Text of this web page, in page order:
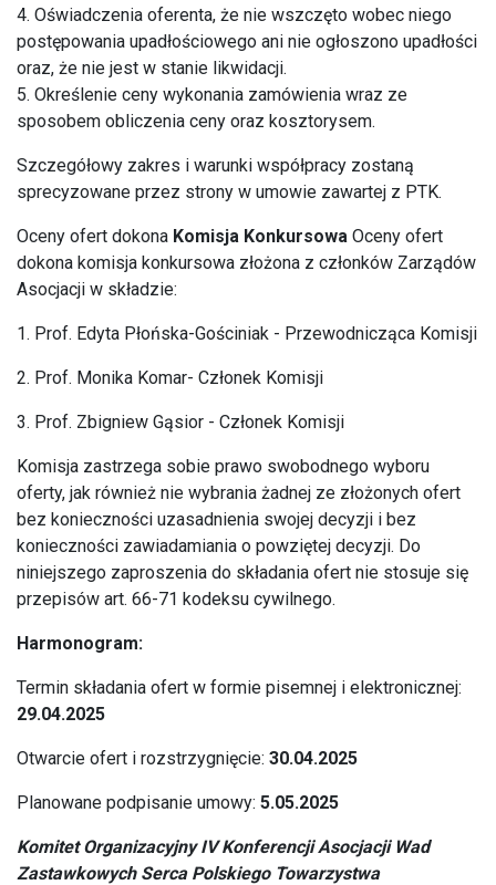
4. Oświadczenia oferenta, że nie wszczęto wobec niego
postępowania upadłościowego ani nie ogłoszono upadłości
oraz, że nie jest w stanie likwidacji.
5. Określenie ceny wykonania zamówienia wraz ze
sposobem obliczenia ceny oraz kosztorysem.
Szczegółowy zakres i warunki współpracy zostaną
sprecyzowane przez strony w umowie zawartej z PTK.
Oceny ofert dokona Komisja Konkursowa Oceny ofert
dokona komisja konkursowa złożona z członków Zarządów
Asocjacji w składzie:
1. Prof. Edyta Płońska-Gościniak - Przewodnicząca Komisji
2. Prof. Monika Komar- Członek Komisji
3. Prof. Zbigniew Gąsior - Członek Komisji
Komisja zastrzega sobie prawo swobodnego wyboru
oferty, jak również nie wybrania żadnej ze złożonych ofert
bez konieczności uzasadnienia swojej decyzji i bez
konieczności zawiadamiania o powziętej decyzji. Do
niniejszego zaproszenia do składania ofert nie stosuje się
przepisów art. 66-71 kodeksu cywilnego.
Harmonogram:
Termin składania ofert w formie pisemnej i elektronicznej:
29.04.2025
Otwarcie ofert i rozstrzygnięcie: 30.04.2025
Planowane podpisanie umowy: 5.05.2025
Komitet Organizacyjny IV Konferencji Asocjacji Wad
Zastawkowych Serca Polskiego Towarzystwa